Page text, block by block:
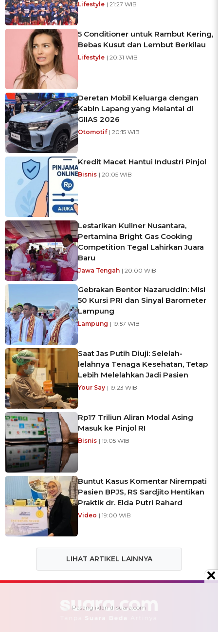
Lifestyle | 21:27 WIB
5 Conditioner untuk Rambut Kering,
Bebas Kusut dan Lembut Berkilau
Lifestyle | 20:31 WIB
Deretan Mobil Keluarga dengan
Kabin Lapang yang Melantai di
GIIAS 2026
Otomotif | 20:15 WIB
Kredit Macet Hantui Industri Pinjol
Bisnis | 20:05 WIB
Lestarikan Kuliner Nusantara,
Pertamina Bright Gas Cooking
Competition Tegal Lahirkan Juara
Baru
Jawa Tengah | 20:00 WIB
Gebrakan Bentor Nazaruddin: Misi
50 Kursi PRI dan Sinyal Barometer
Lampung
Lampung | 19:57 WIB
Saat Jas Putih Diuji: Selelah-
lelahnya Tenaga Kesehatan, Tetap
Lebih Melelahkan Jadi Pasien
Your Say | 19:23 WIB
Rp17 Triliun Aliran Modal Asing
Masuk ke Pinjol RI
Bisnis | 19:05 WIB
Buntut Kasus Komentar Nirempati
Pasien BPJS, RS Sardjito Hentikan
Praktik dr. Elda Putri Rahard
Video | 19:00 WIB
LIHAT ARTIKEL LAINNYA